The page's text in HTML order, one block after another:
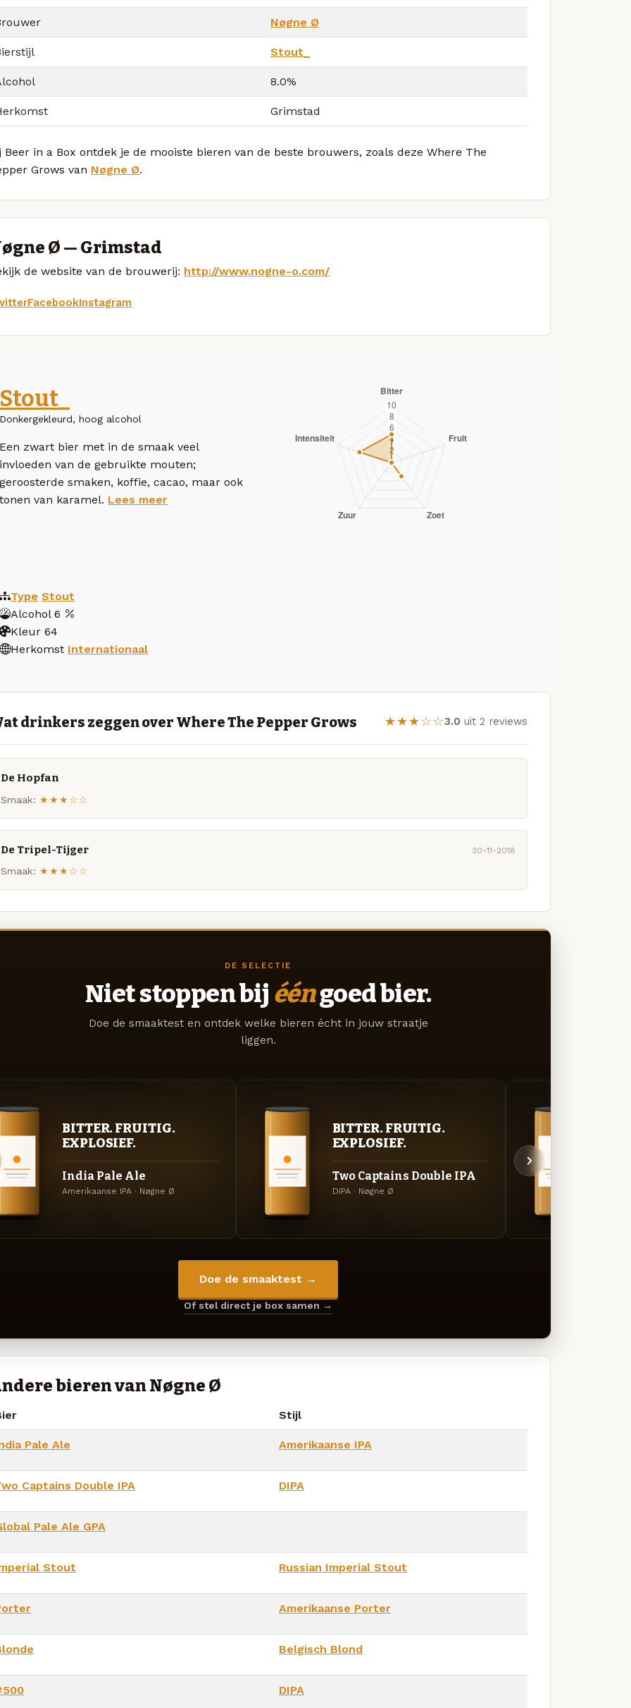
Nøgne Ø
Stout_
8.0%
Grimstad
Beer in a Box ontdek je de mooiste bieren van de beste brouwers, zoals deze Where The
Grows van Nøgne Ø.
Ø — Grimstad
de website van de brouwerij: http://www.nogne-o.com/
FacebookInstagram
Stout_
Donkergekleurd, hoog alcohol
Een zwart bier met in de smaak veel
invloeden van de gebruikte mouten;
geroosterde smaken, koffie, cacao, maar ook
tonen van karamel. Lees meer
Type Stout
Alcohol 6
Kleur 64
Herkomst Internationaal
drinkers zeggen over Where The Pepper Grows ★★★☆☆3.0 uit 2 reviews
De Hopfan
Smaak: ★★★☆☆
De Tripel-Tijger 30-11-2018
Smaak: ★★★☆☆
DE SELECTIE
Niet stoppen bij ééngoed bier.
Doe de smaaktest en ontdek welke bieren écht in jouw straatje
liggen.
BITTER. FRUITIG.
EXPLOSIEF.
India Pale Ale
Amerikaanse IPA · Nøgne Ø
BITTER. FRUITIG.
EXPLOSIEF.
Two Captains Double IPA
DIPA · Nøgne Ø
Doe de smaaktest →
Of stel direct je box samen →
bieren van Nøgne Ø
Stijl
Pale Ale Amerikaanse IPA
Captains Double IPA DIPA
Pale Ale GPA
Stout Russian Imperial Stout
Amerikaanse Porter
Belgisch Blond
DIPA